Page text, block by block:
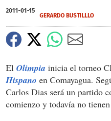
2011-01-15
GERARDO BUSTILLLO
El Olimpia inicia el torneo
Hispano en Comayagua.
Carlos Dias será un partido
comienzo y todavía no